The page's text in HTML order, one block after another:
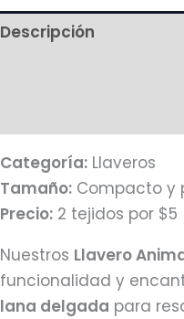
Descripción
Categoría: Llaveros
Tamaño: Compacto y
Precio: 2 tejidos por $5
Nuestros Llavero
funcionalidad y
lana delgada para